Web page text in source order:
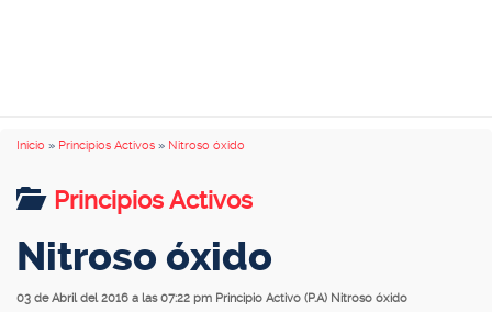
Inicio » Principios Activos » Nitroso óxido
Principios Activos
Nitroso óxido
03 de Abril del 2016 a las 07:22 pm Principio Activo (P.A) Nitroso óxido